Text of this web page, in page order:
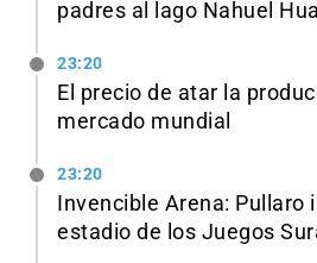
padres al lago Nahuel
23:20
El precio de atar la
mercado mundial
23:20
Invencible Arena: Pullaro
estadio de los Juegos